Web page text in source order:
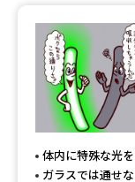
テレメール
お支払いサイト
特定商取引表記
体内に特殊な光
ガラスでは通せ